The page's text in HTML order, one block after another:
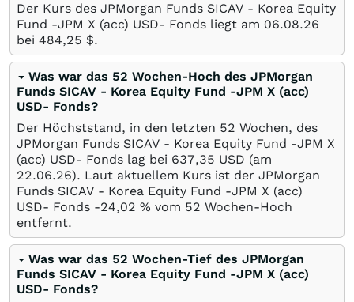
Der Kurs des JPMorgan Funds SICAV - Korea Equity
Fund -JPM X (acc) USD- Fonds liegt am 06.08.26
bei 484,25 $.
Was war das 52 Wochen-Hoch des JPMorgan
Funds SICAV - Korea Equity Fund -JPM X (acc)
USD- Fonds?
Der Höchststand, in den letzten 52 Wochen, des
JPMorgan Funds SICAV - Korea Equity Fund -JPM X
(acc) USD- Fonds lag bei 637,35 USD (am
22.06.26). Laut aktuellem Kurs ist der JPMorgan
Funds SICAV - Korea Equity Fund -JPM X (acc)
USD- Fonds -24,02 % vom 52 Wochen-Hoch
entfernt.
Was war das 52 Wochen-Tief des JPMorgan
Funds SICAV - Korea Equity Fund -JPM X (acc)
USD- Fonds?